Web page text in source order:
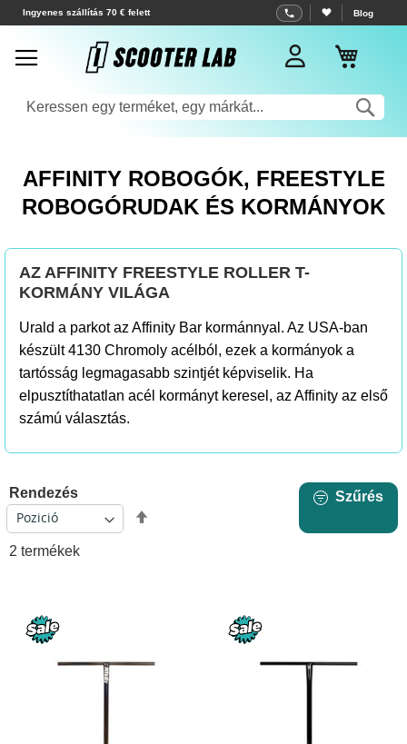
Ugrás
tartalomhoz
Ingyenes szállítás 70 € felett Blog
AFFINITY ROBOGÓK, FREESTYLE
ROBOGÓRUDAK ÉS KORMÁNYOK
AZ AFFINITY FREESTYLE ROLLER T-
KORMÁNY VILÁGA
Urald a parkot az Affinity Bar kormánnyal. Az USA-ban
készült 4130 Chromoly acélból, ezek a kormányok a
tartósság legmagasabb szintjét képviselik. Ha
elpusztíthatatlan acél kormányt keresel, az Affinity az első
számú választás.
2 termékek
Rendezés
Szűrés